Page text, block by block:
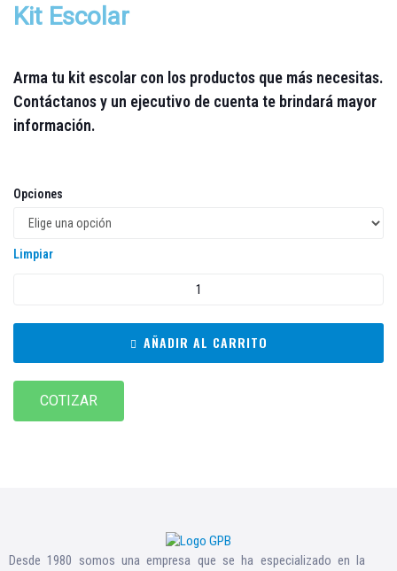
Kit Escolar
Arma tu kit escolar con los productos que más necesitas.
Contáctanos y un ejecutivo de cuenta te brindará mayor
información.
Opciones
Limpiar
AÑADIR AL CARRITO
COTIZAR
Desde 1980 somos una empresa que se ha especializado en la